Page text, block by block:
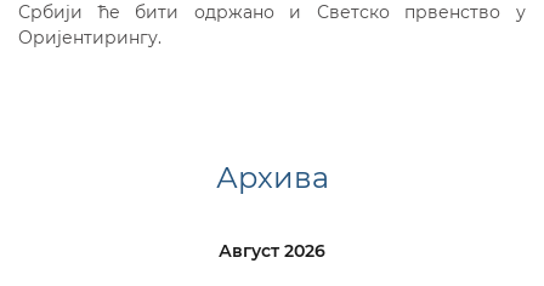
Србији ће бити одржано и Светско првенство у
Оријентирингу.
Архива
Август 2026